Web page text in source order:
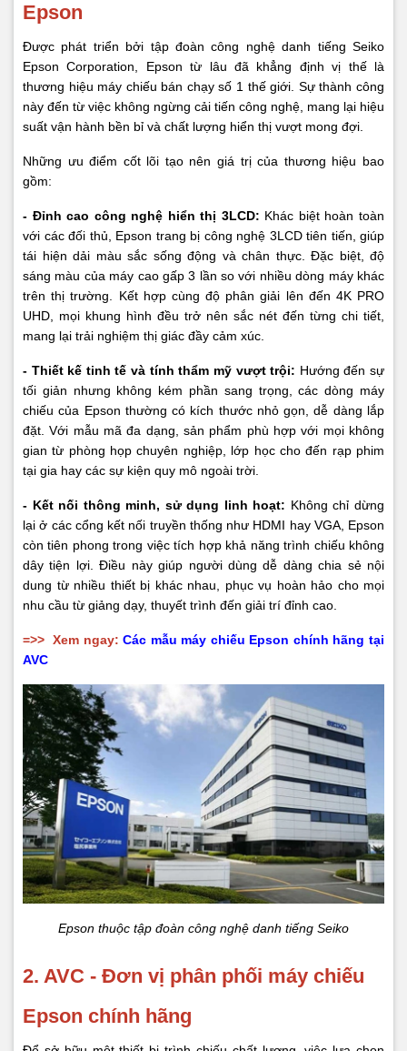
Epson
Được phát triển bởi tập đoàn công nghệ danh tiếng Seiko
Epson Corporation, Epson từ lâu đã khẳng định vị thế là
thương hiệu máy chiếu bán chạy số 1 thế giới. Sự thành công
này đến từ việc không ngừng cải tiến công nghệ, mang lại hiệu
suất vận hành bền bỉ và chất lượng hiển thị vượt mong đợi.
Những ưu điểm cốt lõi tạo nên giá trị của thương hiệu bao
gồm:
- Đỉnh cao công nghệ hiển thị 3LCD: Khác biệt hoàn toàn
với các đối thủ, Epson trang bị công nghệ 3LCD tiên tiến, giúp
tái hiện dải màu sắc sống động và chân thực. Đặc biệt, độ
sáng màu của máy cao gấp 3 lần so với nhiều dòng máy khác
trên thị trường. Kết hợp cùng độ phân giải lên đến 4K PRO
UHD, mọi khung hình đều trở nên sắc nét đến từng chi tiết,
mang lại trải nghiệm thị giác đầy cảm xúc.
- Thiết kế tinh tế và tính thẩm mỹ vượt trội: Hướng đến sự
tối giản nhưng không kém phần sang trọng, các dòng máy
chiếu của Epson thường có kích thước nhỏ gọn, dễ dàng lắp
đặt. Với mẫu mã đa dạng, sản phẩm phù hợp với mọi không
gian từ phòng họp chuyên nghiệp, lớp học cho đến rạp phim
tại gia hay các sự kiện quy mô ngoài trời.
- Kết nối thông minh, sử dụng linh hoạt: Không chỉ dừng
lại ở các cổng kết nối truyền thống như HDMI hay VGA, Epson
còn tiên phong trong việc tích hợp khả năng trình chiếu không
dây tiện lợi. Điều này giúp người dùng dễ dàng chia sẻ nội
dung từ nhiều thiết bị khác nhau, phục vụ hoàn hảo cho mọi
nhu cầu từ giảng dạy, thuyết trình đến giải trí đỉnh cao.
=>> Xem ngay: Các mẫu máy chiếu Epson chính hãng tại
AVC
Epson thuộc tập đoàn công nghệ danh tiếng Seiko
2. AVC - Đơn vị phân phối máy chiếu
Epson chính hãng